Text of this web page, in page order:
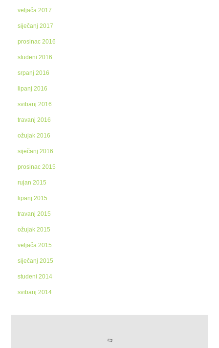
veljača 2017
siječanj 2017
prosinac 2016
studeni 2016
srpanj 2016
lipanj 2016
svibanj 2016
travanj 2016
ožujak 2016
siječanj 2016
prosinac 2015
rujan 2015
lipanj 2015
travanj 2015
ožujak 2015
veljača 2015
siječanj 2015
studeni 2014
svibanj 2014